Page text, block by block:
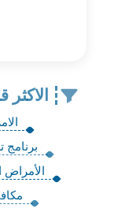
برنامج